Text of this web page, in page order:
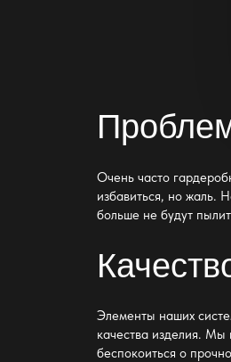
Очень часто
избавиться, но жаль.
больше не будут
Элементы наших
качества изделия. Мы
беспокоиться о